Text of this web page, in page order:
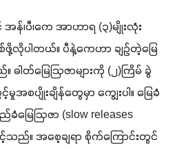
၊ပီ၊ကေ အာဟာရ (၃)မျိုးလုံး
ဖို့လိုပါတယ်။ ပီနဲ့ကေဟာ ချဉ်တဲ့မြေ
ဓါတ်မြေဩဇာများကို (၂)ကြိမ် ခွဲ
င့်မှုအစပျိုးချိန်တွေမှာ ကျွေးပါ။ မြေခံ
မြေဩဇာ (slow releases
ည်။ အစေ့ချရာ စိုက်ကြောင်းတွင်